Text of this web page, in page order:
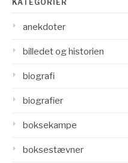
KATEGORIER
anekdoter
billedet og historien
biografi
biografier
boksekampe
boksestævner